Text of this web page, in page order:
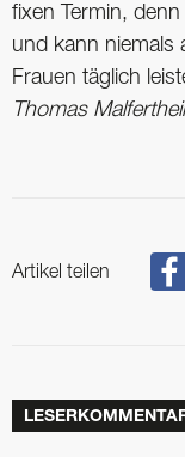
fixen Termin, denn
und kann niemals
Frauen täglich
Thomas
Artikel teilen